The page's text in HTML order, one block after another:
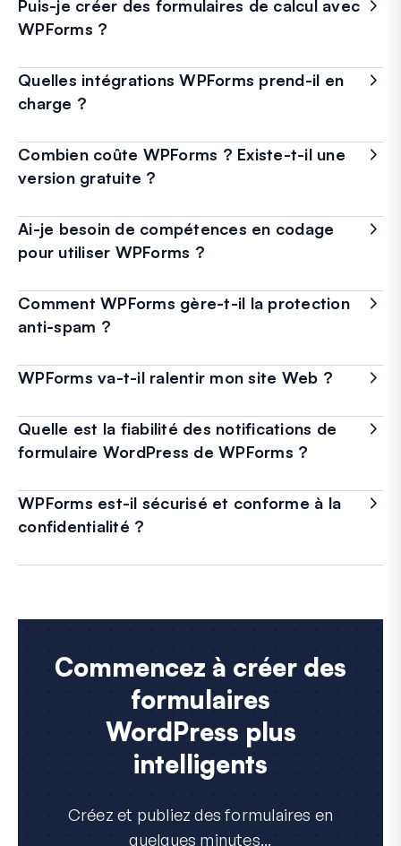
Puis-je créer des formulaires de calcul avec
WPForms ?
Quelles intégrations WPForms prend-il en
charge ?
Combien coûte WPForms ? Existe-t-il une
version gratuite ?
Ai-je besoin de compétences en codage
pour utiliser WPForms ?
Comment WPForms gère-t-il la protection
anti-spam ?
WPForms va-t-il ralentir mon site Web ?
Quelle est la fiabilité des notifications de
formulaire WordPress de WPForms ?
WPForms est-il sécurisé et conforme à la
confidentialité ?
Commencez à créer des
formulaires
WordPress plus
intelligents
Créez et publiez des formulaires en
quelques minutes...